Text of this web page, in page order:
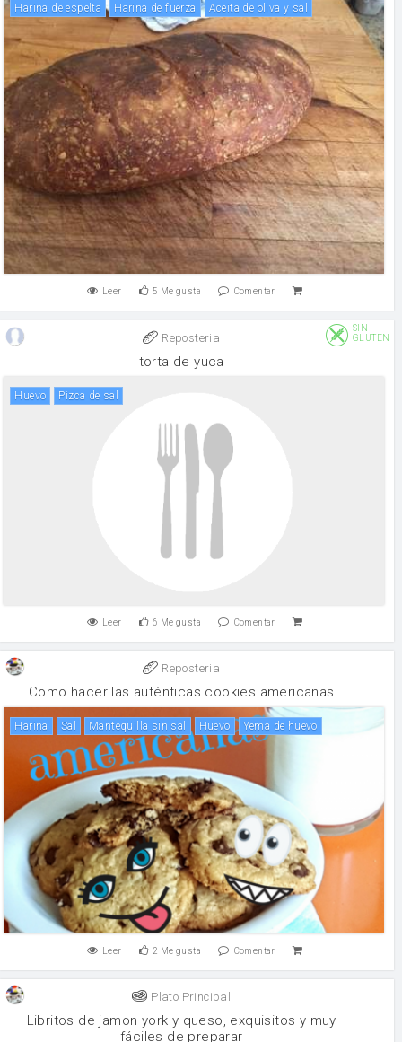
Harina de espelta harina de fuerza Aceita de oliva y sal
Leer 5 Me gusta Comentar
Reposteria
SIN
GLUTEN
torta de yuca
huevo pizca de sal
Leer 6 Me gusta Comentar
Reposteria
Como hacer las auténticas cookies americanas
harina sal mantequilla sin sal huevo Yema de huevo
Leer 2 Me gusta Comentar
Plato Principal
Libritos de jamon york y queso, exquisitos y muy
fáciles de preparar